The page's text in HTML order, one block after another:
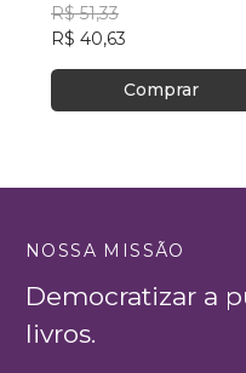
R$ 51,33
R$ 40,63
Comprar
NOSSA MISSÃO
Democratizar a
livros.